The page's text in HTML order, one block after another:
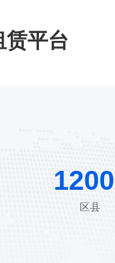
赁平台
1200
区县